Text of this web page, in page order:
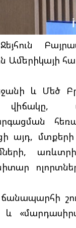
Ամերիկայի
և Մեծ
վիճակը,
այդ,
ճանապարհի